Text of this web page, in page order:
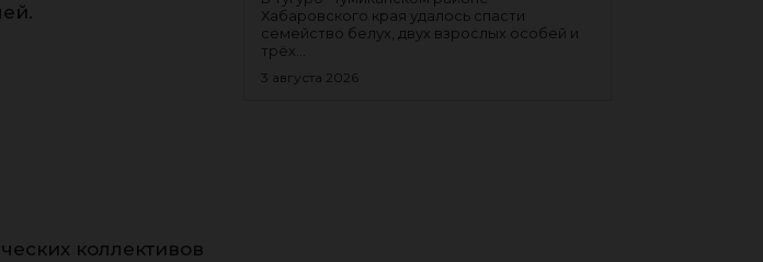
коллективов
Хабаровского края удалось спасти
семейство белух, двух взрослых особей и
трёх...
3 августа 2026